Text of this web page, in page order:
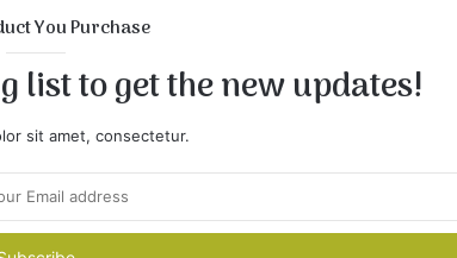
You Purchase
list to get the new updates!
sit amet, consectetur.